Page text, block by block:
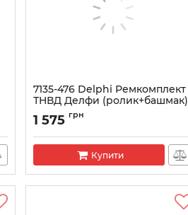
7135-476 Delphi Ремкомплект
ТНВД Делфи (ролик+башмак)
Артикул: 7135-476
1 575 грн
Купити